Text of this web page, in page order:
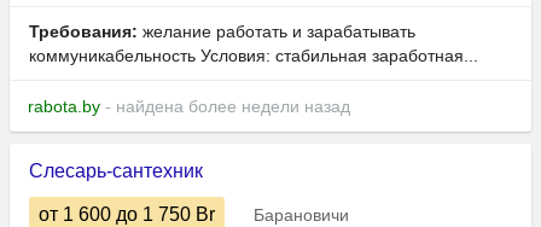
Требования: желание работать и зарабатывать
коммуникабельность Условия: стабильная заработная...
rabota.by - найдена более недели назад
Слесарь-сантехник
от 1 600 до 1 750 Br
Барановичи